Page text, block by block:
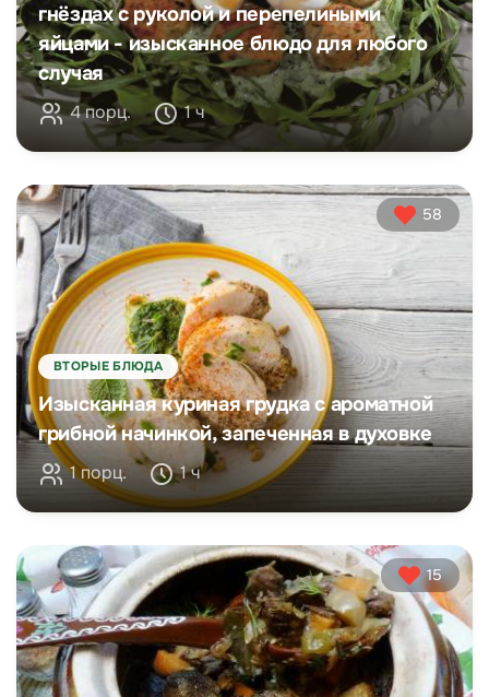
гнёздах с руколой и перепелиными
яйцами - изысканное блюдо для любого
случая
4 порц. 1 ч
58
ВТОРЫЕ БЛЮДА
Изысканная куриная грудка с ароматной
грибной начинкой, запеченная в духовке
1 порц. 1 ч
15